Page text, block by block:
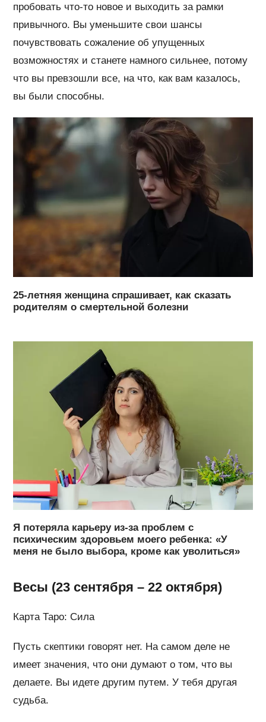
пробовать что-то новое и выходить за рамки
привычного. Вы уменьшите свои шансы
почувствовать сожаление об упущенных
возможностях и станете намного сильнее, потому
что вы превзошли все, на что, как вам казалось,
вы были способны.
25-летняя женщина спрашивает, как сказать
родителям о смертельной болезни
Я потеряла карьеру из-за проблем с
психическим здоровьем моего ребенка: «У
меня не было выбора, кроме как уволиться»
Весы (23 сентября – 22 октября)
Карта Таро: Сила
Пусть скептики говорят нет. На самом деле не
имеет значения, что они думают о том, что вы
делаете. Вы идете другим путем. У тебя другая
судьба.